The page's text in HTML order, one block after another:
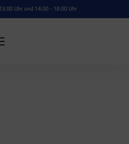
Uhr und 14:00 - 18:00 Uhr